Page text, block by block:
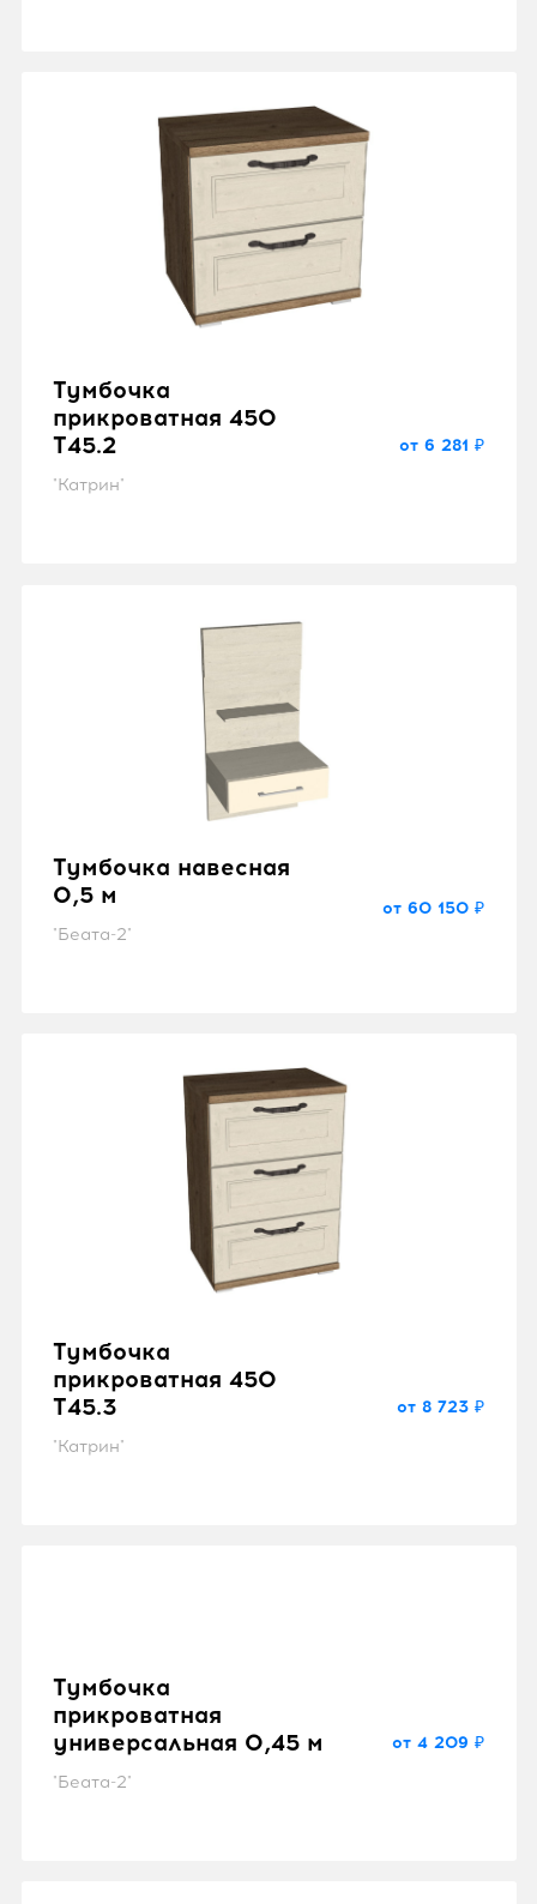
Тумбочка
прикроватная 450
T45.2
"Катрин"
от 6 281 ₽
Тумбочка навесная
0,5 м
"Беата-2"
от 60 150 ₽
Тумбочка
прикроватная 450
T45.3
"Катрин"
от 8 723 ₽
Тумбочка
прикроватная
универсальная 0,45 м
"Беата-2"
от 4 209 ₽